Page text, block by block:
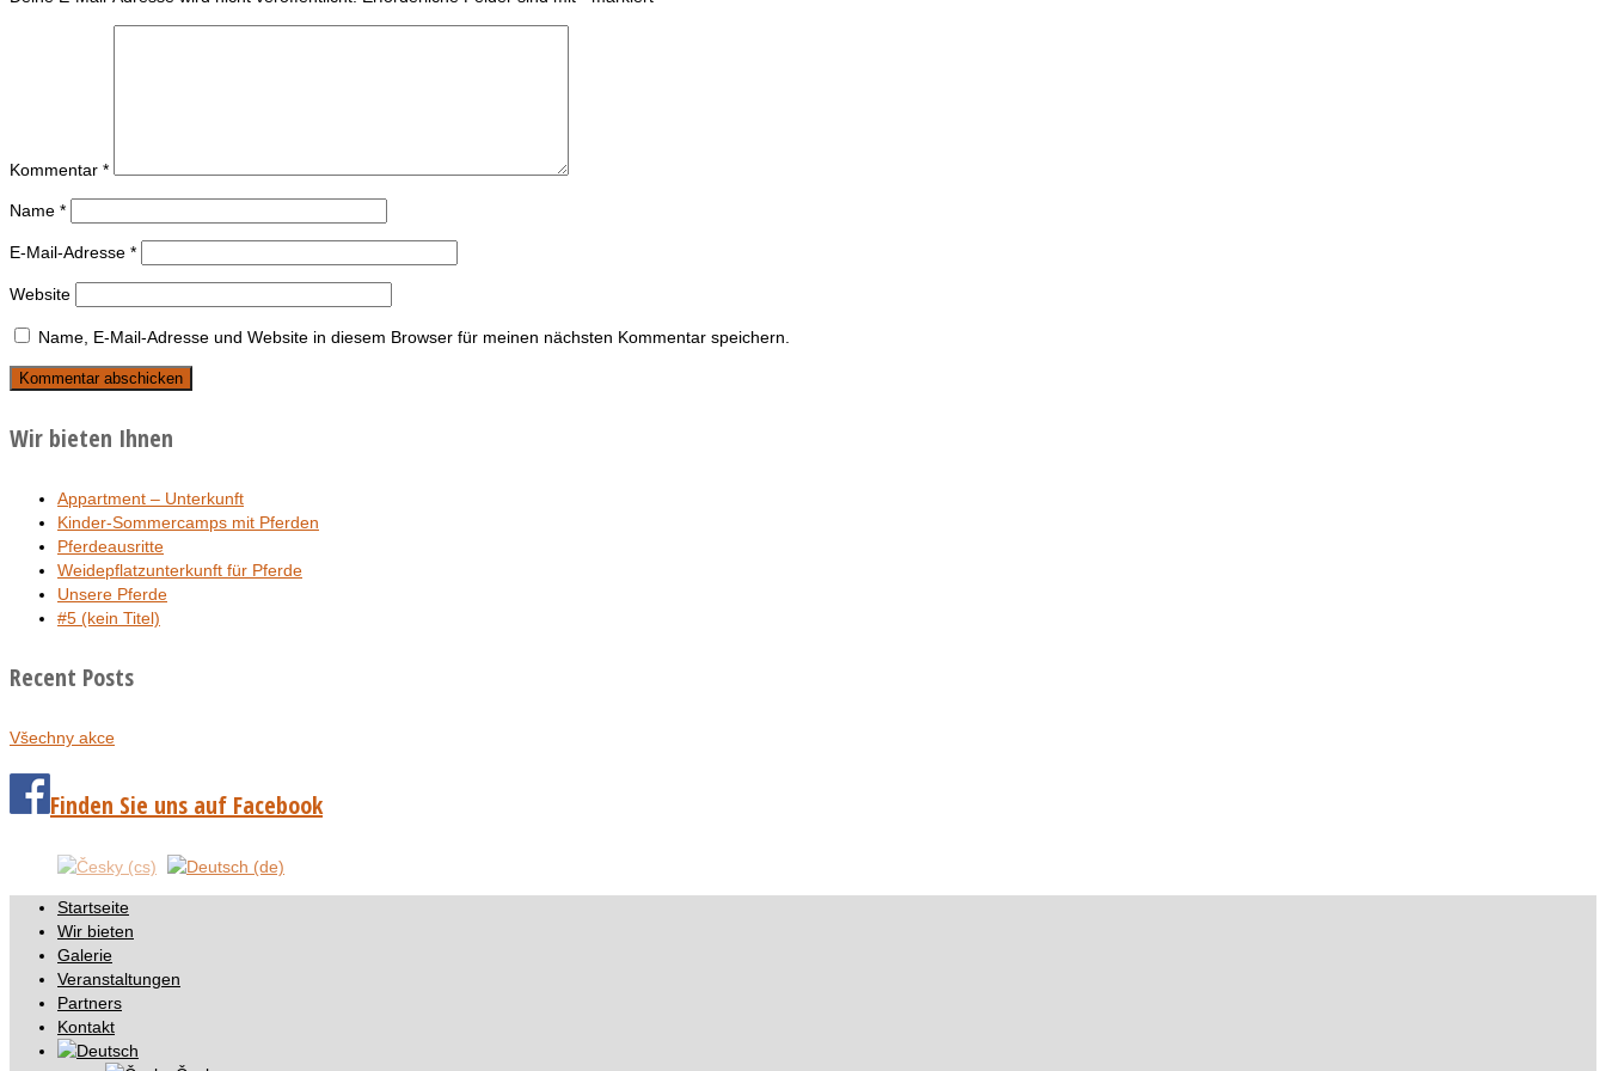
Kommentar *
Name *
E-Mail-Adresse *
Website
Name, E-Mail-Adresse und Website in diesem Browser für meinen nächsten Kommentar speichern.
Wir bieten Ihnen
Appartment – Unterkunft
Kinder-Sommercamps mit Pferden
Pferdeausritte
Weidepflatzunterkunft für Pferde
Unsere Pferde
#5 (kein Titel)
Recent Posts
Všechny akce
Finden Sie uns auf Facebook
Startseite
Wir bieten
Galerie
Veranstaltungen
Partners
Kontakt